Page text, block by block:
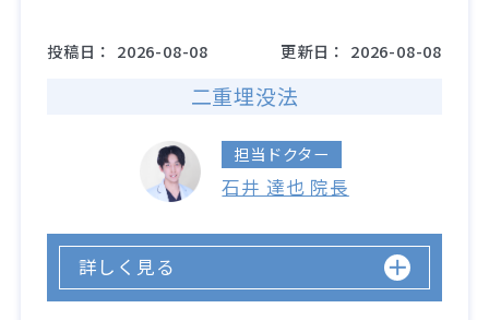
投稿日： 2026-08-08 更新日： 2026-08-08
二重埋没法
担当ドクター
石井 達也 院長
詳しく見る